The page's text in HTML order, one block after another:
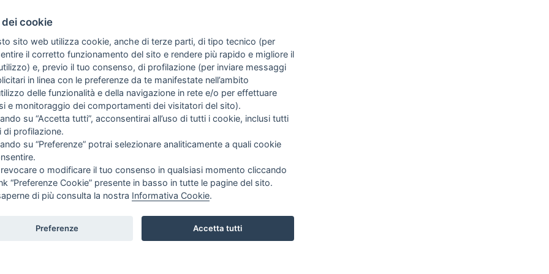
SULL'AZIENDA GUIDA AGLI ACQUISTI
PROCEDURA DI ACQUISTO
PAGAMENTI
DIRITTO DI RECESSO
SPEDIZIONI E COSTI
dei cookie
sito web utilizza cookie, anche di terze parti, di tipo tecnico (per
il corretto funzionamento del sito e rendere più rapido e migliore il
e, previo il tuo consenso, di profilazione (per inviare messaggi
in linea con le preferenze da te manifestate nell’ambito
delle funzionalità e della navigazione in rete e/o per effettuare
e monitoraggio dei comportamenti dei visitatori del sito).
su “Accetta tutti”, acconsentirai all’uso di tutti i cookie, inclusi tutti
di profilazione.
su “Preferenze” potrai selezionare analiticamente a quali cookie
revocare o modificare il tuo consenso in qualsiasi momento cliccando
“Preferenze Cookie” presente in basso in tutte le pagine del sito.
di più consulta la nostra Informativa Cookie.
Preferenze Accetta tutti